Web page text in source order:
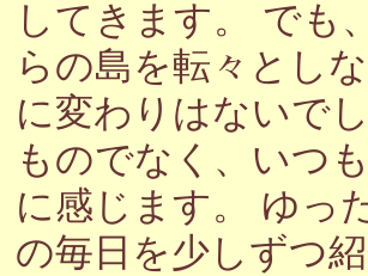
してきます。 でも
らの島を転々とし
に変わりはないで
ものでなく、いつ
に感じます。 ゆっ
の毎日を少しずつ